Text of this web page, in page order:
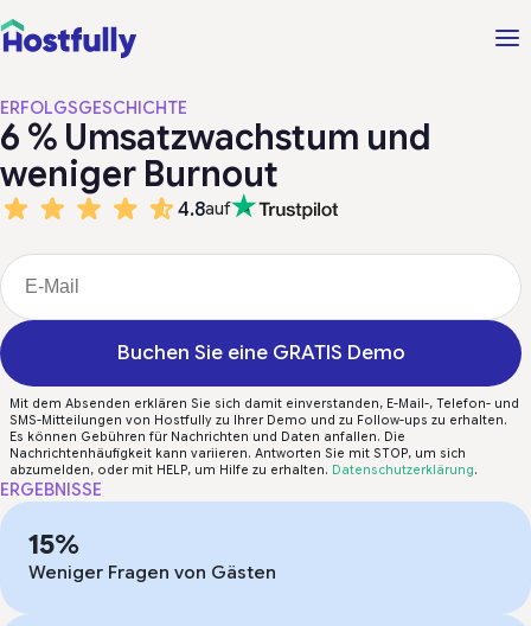
ERFOLGSGESCHICHTE
6 % Umsatzwachstum und
weniger Burnout
4.8auf
Buchen Sie eine GRATIS Demo
Mit dem Absenden erklären Sie sich damit einverstanden, E-Mail-, Telefon- und
SMS-Mitteilungen von Hostfully zu Ihrer Demo und zu Follow-ups zu erhalten.
Es können Gebühren für Nachrichten und Daten anfallen. Die
Nachrichtenhäufigkeit kann variieren. Antworten Sie mit STOP, um sich
abzumelden, oder mit HELP, um Hilfe zu erhalten. Datenschutzerklärung.
ERGEBNISSE
15%
Weniger Fragen von Gästen